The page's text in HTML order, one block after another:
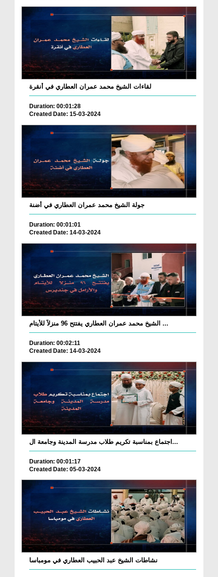
لقاءات الشيخ محمد عمران العطاري في أنقرة
Duration: 00:01:28
Created Date: 15-03-2024
جولة الشيخ محمد عمران العطاري في أضنة
Duration: 00:01:01
Created Date: 14-03-2024
الشيخ محمد عمران العطاري يفتتح 96 منزلاً للأيتام ...
Duration: 00:02:11
Created Date: 14-03-2024
اجتماع بمناسبة تكريم طلاب مدرسة المدينة وجامعة ال...
Duration: 00:01:17
Created Date: 05-03-2024
نشاطات الشيخ عبد الحبيب العطاري في مومباسا